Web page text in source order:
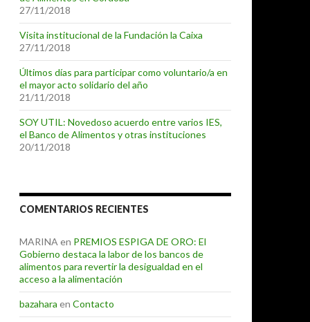
27/11/2018
Visita institucional de la Fundación la Caixa
27/11/2018
Últimos días para participar como voluntario/a en
el mayor acto solidario del año
21/11/2018
SOY UTIL: Novedoso acuerdo entre varios IES,
el Banco de Alimentos y otras instituciones
20/11/2018
COMENTARIOS RECIENTES
MARINA en PREMIOS ESPIGA DE ORO: El
Gobierno destaca la labor de los bancos de
alimentos para revertir la desigualdad en el
acceso a la alimentación
bazahara en Contacto